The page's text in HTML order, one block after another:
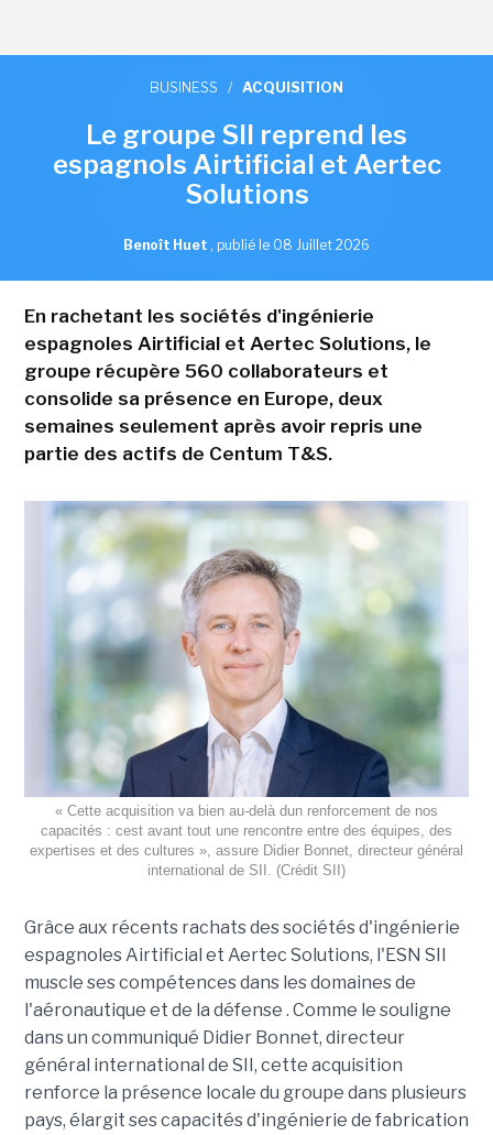
BUSINESS / ACQUISITION
Le groupe SII reprend les
espagnols Airtificial et Aertec
Solutions
Benoît Huet , publié le 08 Juillet 2026
En rachetant les sociétés d'ingénierie
espagnoles Airtificial et Aertec Solutions, le
groupe récupère 560 collaborateurs et
consolide sa présence en Europe, deux
semaines seulement après avoir repris une
partie des actifs de Centum T&S.
« Cette acquisition va bien au-delà dun renforcement de nos
capacités : cest avant tout une rencontre entre des équipes, des
expertises et des cultures », assure Didier Bonnet, directeur général
international de SII. (Crédit SII)
Grâce aux récents rachats des sociétés d'ingénierie
espagnoles Airtificial et Aertec Solutions, l'ESN SII
muscle ses compétences dans les domaines de
l'aéronautique et de la défense . Comme le souligne
dans un communiqué Didier Bonnet, directeur
général international de SII, cette acquisition
renforce la présence locale du groupe dans plusieurs
pays, élargit ses capacités d'ingénierie de fabrication